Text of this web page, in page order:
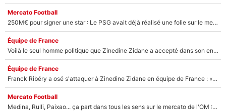
Mercato Football
250M€ pour signer une star : Le PSG avait déjà réalisé une folie sur le mercato bien avant Neymar !
Équipe de France
Voilà le seul homme politique que Zinedine Zidane a accepté dans son entourage : «Je garde un très bon souvenir de lui»
Équipe de France
Franck Ribéry a osé s'attaquer à Zinedine Zidane en équipe de France : «Je n'aurais jamais fait ça»
Mercato Football
Medina, Rulli, Paixao... ça part dans tous les sens sur le mercato de l'OM : Frank McCourt va enfin récupérer l'argent qu'il attend ?